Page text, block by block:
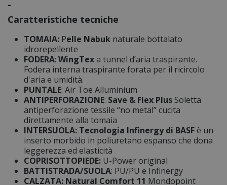
-
Caratteristiche tecniche
TOMAIA: Pelle Nabuk naturale bottalato
idrorepellente
FODERA: WingTexa tunnel d’aria traspirante.
Fodera interna traspirante forata per il ricircolo
d'aria e umidità.
PUNTALE: Air Toe Alluminium
ANTIPERFORAZIONE: Save & Flex Plus Soletta
antiperforazione tessile “no metal” cucita
direttamente alla tomaia
INTERSUOLA: Tecnologia Infinergy di BASFè un
inserto morbido in poliuretano espanso che dona
leggerezza ed elasticità
COPRISOTTOPIEDE: U-Power original
BATTISTRADA/SUOLA: PU/PU e Infinergy
CALZATA: Natural Comfort 11 Mondopoint